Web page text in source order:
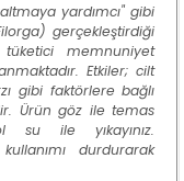
yardımcı" gibi
gerçekleştirdiği
memnuniyet
Etkiler; cilt
gibi faktörlere bağlı
Ürün göz ile temas
su ile yıkayınız.
durdurarak